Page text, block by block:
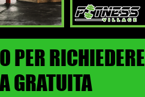
PER RICHIEDERE
GRATUITA